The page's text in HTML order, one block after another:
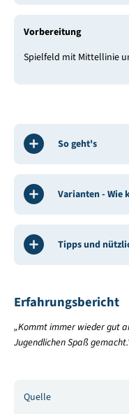
Vorbereitung
Spielfeld mit Mittellinie
So geht's
Varianten - Wie
Tipps und
Erfahrungsbericht
„Kommt immer wieder gut
Jugendlichen Spaß
Quelle